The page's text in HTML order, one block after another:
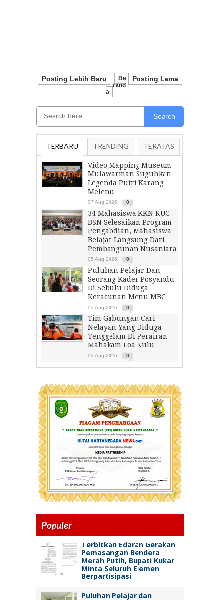
Posting Lebih Baru Posting Lama
Be
Rand
A
Search
TERBARU TRENDING TERATAS
Video Mapping Museum
Mulawarman Suguhkan
Legenda Putri Karang
Melenu
07 Aug 2026 0
34 Mahasiswa KKN KUC–
BSN Selesaikan Program
Pengabdian, Mahasiswa
Belajar Langsung Dari
Pembangunan Nusantara
05 Aug 2026 0
Puluhan Pelajar Dan
Seorang Kader Posyandu
Di Sebulu Diduga
Keracunan Menu MBG
03 Aug 2026 0
Tim Gabungan Cari
Nelayan Yang Diduga
Tenggelam Di Perairan
Mahakam Loa Kulu
02 Aug 2026 0
Populer
Terbitkan Edaran Gerakan
Pemasangan Bendera
Merah Putih, Bupati Kukar
Minta Seluruh Elemen
Berpartisipasi
Puluhan Pelajar dan